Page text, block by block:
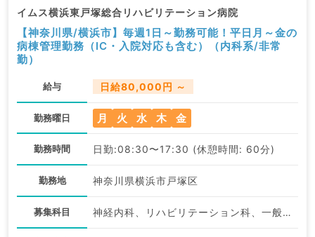
イムス横浜東戸塚総合リハビリテーション病院
【神奈川県/横浜市】毎週1日～勤務可能！平日月～金の
病棟管理勤務（IC・入院対応も含む）（内科系/非常
勤）
給与 日給80,000円 ～
勤務曜日 月 火 水 木 金
勤務時間 日勤:08:30〜17:30 (休憩時間: 60分)
勤務地 神奈川県横浜市戸塚区
募集科目 神経内科、リハビリテーション科、一般内科